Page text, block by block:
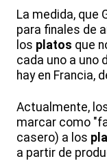
La medida, que
para finales de
los platos que
cada uno a uno
hay en Francia,
Actualmente,
marcar como
casero) a los
a partir de